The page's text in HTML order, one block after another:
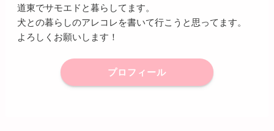
道東でサモエドと暮らしてます。
犬との暮らしのアレコレを書いて行こうと思ってます。
よろしくお願いします！
プロフィール